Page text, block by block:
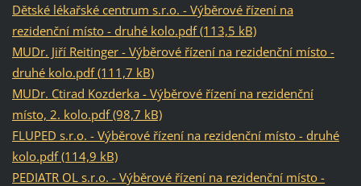
Dětské lékařské centrum s.r.o. - Výběrové řízení na
rezidenční místo - druhé kolo.pdf (113,5 kB)
MUDr. Jiří Reitinger - Výběrové řízení na rezidenční místo -
druhé kolo.pdf (111,7 kB)
MUDr. Ctirad Kozderka - Výběrové řízení na rezidenční
místo, 2. kolo.pdf (98,7 kB)
FLUPED s.r.o. - Výběrové řízení na rezidenční místo - druhé
kolo.pdf (114,9 kB)
PEDIATR OL s.r.o. - Výběrové řízení na rezidenční místo -